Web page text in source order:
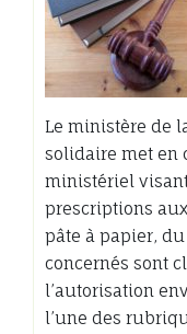
Le ministère de
solidaire met en
ministériel
prescriptions
pâte à papier,
concernés sont
l’autorisation
l’une des